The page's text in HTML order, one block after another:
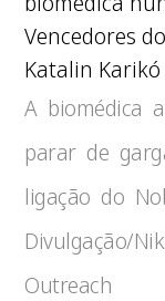
Vencedores
Katalin Karikó
A biomédica
parar de
ligação do
Divulgação/
Outreach